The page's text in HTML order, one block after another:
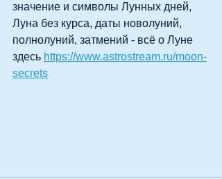
значение и символы Лунных дней,
Луна без курса, даты новолуний,
полнолуний, затмений - всё о Луне
здесь https://www.astrostream.ru/moon-
secrets